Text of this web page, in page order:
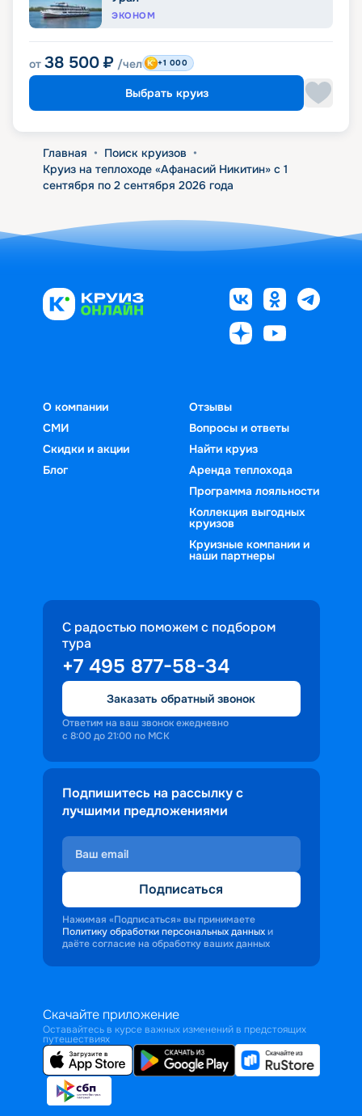
ЭКОНОМ
от 38 500 ₽ /чел +1 000
Выбрать круиз
Главная • Поиск круизов •
Круиз на теплоходе «Афанасий Никитин» с 1
сентября по 2 сентября 2026 года
О компании
СМИ
Скидки и акции
Блог
Отзывы
Вопросы и ответы
Найти круиз
Аренда теплохода
Программа лояльности
Коллекция выгодных
круизов
Круизные компании и
наши партнеры
С радостью поможем с подбором
тура
+7 495 877-58-34
Заказать обратный звонок
Ответим на ваш звонок ежедневно
с 8:00 до 21:00 по МСК
Подпишитесь на рассылку с
лучшими предложениями
Подписаться
Нажимая «Подписаться» вы принимаете
Политику обработки персональных данных и
даёте согласие на обработку ваших данных
Скачайте приложение
Оставайтесь в курсе важных изменений в предстоящих
путешествиях